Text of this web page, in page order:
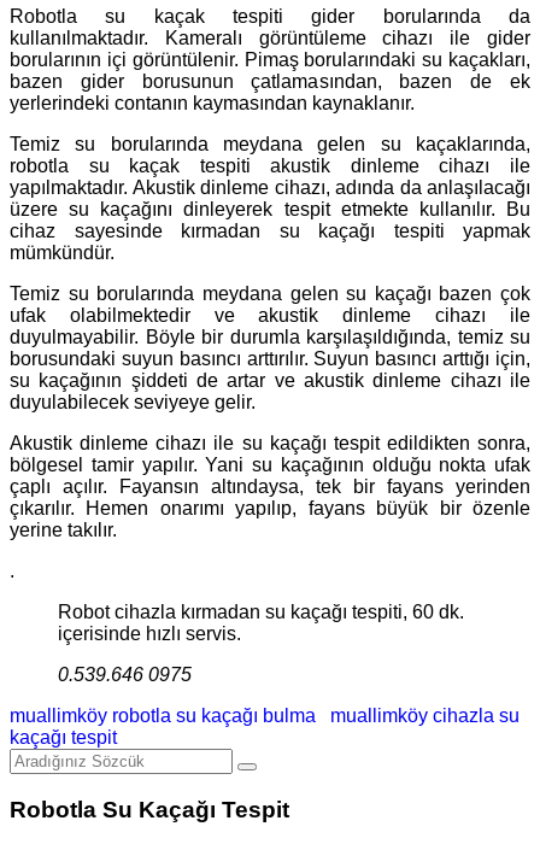
Robotla su kaçak tespiti gider borularında da
kullanılmaktadır. Kameralı görüntüleme cihazı ile gider
borularının içi görüntülenir. Pimaş borularındaki su kaçakları,
bazen gider borusunun çatlamasından, bazen de ek
yerlerindeki contanın kaymasından kaynaklanır.
Temiz su borularında meydana gelen su kaçaklarında,
robotla su kaçak tespiti akustik dinleme cihazı ile
yapılmaktadır. Akustik dinleme cihazı, adında da anlaşılacağı
üzere su kaçağını dinleyerek tespit etmekte kullanılır. Bu
cihaz sayesinde kırmadan su kaçağı tespiti yapmak
mümkündür.
Temiz su borularında meydana gelen su kaçağı bazen çok
ufak olabilmektedir ve akustik dinleme cihazı ile
duyulmayabilir. Böyle bir durumla karşılaşıldığında, temiz su
borusundaki suyun basıncı arttırılır. Suyun basıncı arttığı için,
su kaçağının şiddeti de artar ve akustik dinleme cihazı ile
duyulabilecek seviyeye gelir.
Akustik dinleme cihazı ile su kaçağı tespit edildikten sonra,
bölgesel tamir yapılır. Yani su kaçağının olduğu nokta ufak
çaplı açılır. Fayansın altındaysa, tek bir fayans yerinden
çıkarılır. Hemen onarımı yapılıp, fayans büyük bir özenle
yerine takılır.
.
Robot cihazla kırmadan su kaçağı tespiti, 60 dk.
içerisinde hızlı servis.
0.539.646 0975
muallimköy robotla su kaçağı bulma
muallimköy cihazla su
kaçağı tespit
Robotla Su Kaçağı Tespit